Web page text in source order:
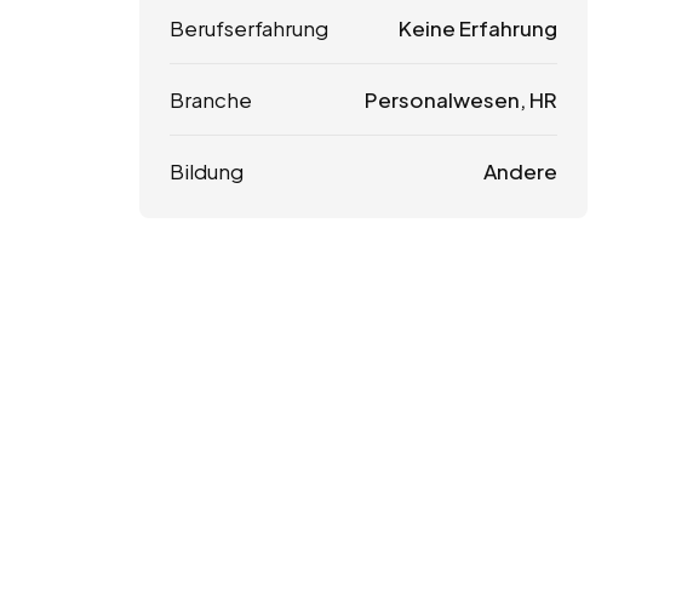
Berufserfahrung Keine Erfahrung
Branche Personalwesen, HR
Bildung Andere